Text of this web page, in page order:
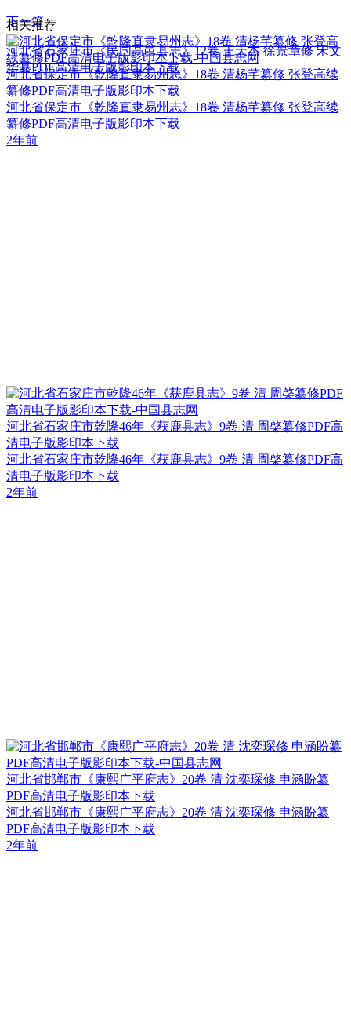
下一篇
河北省石家庄市《民国高邑县志》12卷 王天杰 徐景章修 宋文
华纂PDF高清电子版影印本下载
相关推荐
河北省保定市《乾隆直隶易州志》18卷 清杨芊纂修 张登高续
纂修PDF高清电子版影印本下载
河北省保定市《乾隆直隶易州志》18卷 清杨芊纂修 张登高续
纂修PDF高清电子版影印本下载
2年前
河北省石家庄市乾隆46年《获鹿县志》9卷 清 周棨纂修PDF高
清电子版影印本下载
河北省石家庄市乾隆46年《获鹿县志》9卷 清 周棨纂修PDF高
清电子版影印本下载
2年前
河北省邯郸市《康熙广平府志》20卷 清 沈奕琛修 申涵盼纂
PDF高清电子版影印本下载
河北省邯郸市《康熙广平府志》20卷 清 沈奕琛修 申涵盼纂
PDF高清电子版影印本下载
2年前